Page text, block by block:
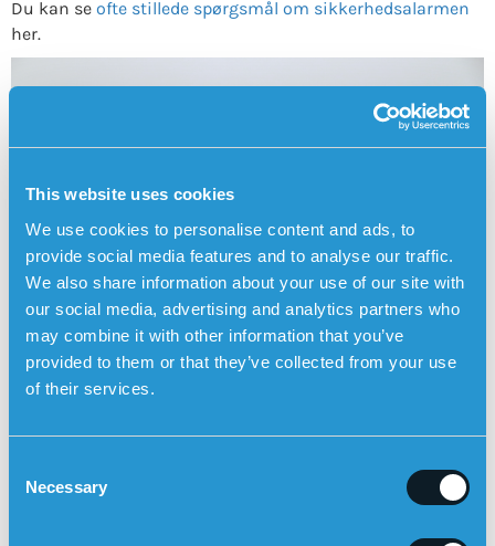
This website uses cookies
We use cookies to personalise content and ads, to
provide social media features and to analyse our traffic.
We also share information about your use of our site with
our social media, advertising and analytics partners who
may combine it with other information that you’ve
provided to them or that they’ve collected from your use
of their services.
Necessary
Du kan se ofte stillede spørgsmål om sikkerhedsalarmen
her.
BESTIL SENSOREM SIKKERHEDSALARM HER
Christina forklarer, hvorfor